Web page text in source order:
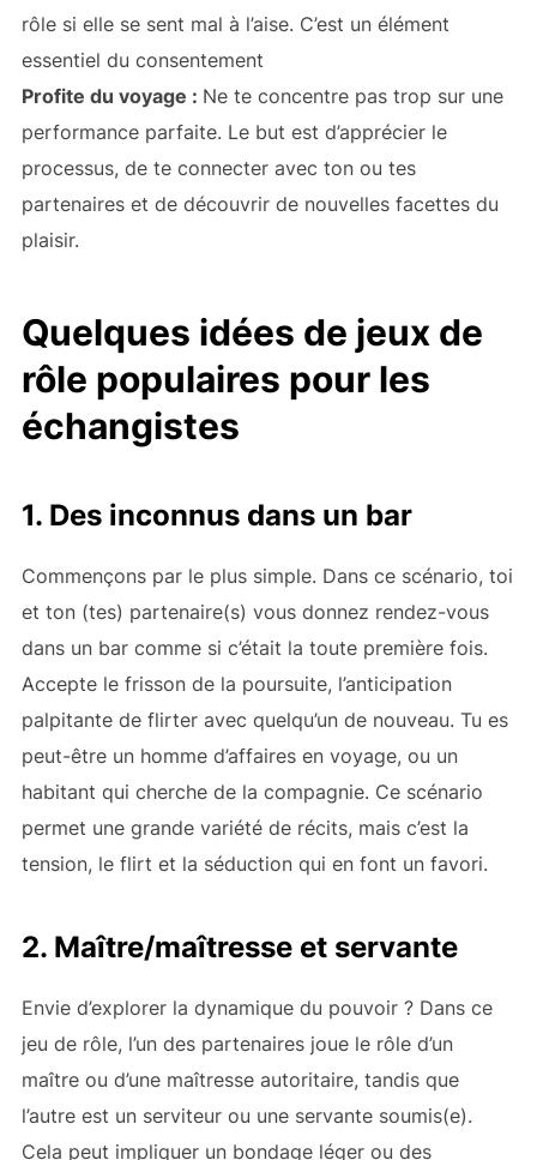
rôle si elle se sent mal à l’aise. C’est un élément
essentiel du consentement
Profite du voyage : Ne te concentre pas trop sur une
performance parfaite. Le but est d’apprécier le
processus, de te connecter avec ton ou tes
partenaires et de découvrir de nouvelles facettes du
plaisir.
Quelques idées de jeux de
rôle populaires pour les
échangistes
1. Des inconnus dans un bar
Commençons par le plus simple. Dans ce scénario, toi
et ton (tes) partenaire(s) vous donnez rendez-vous
dans un bar comme si c’était la toute première fois.
Accepte le frisson de la poursuite, l’anticipation
palpitante de flirter avec quelqu’un de nouveau. Tu es
peut-être un homme d’affaires en voyage, ou un
habitant qui cherche de la compagnie. Ce scénario
permet une grande variété de récits, mais c’est la
tension, le flirt et la séduction qui en font un favori.
2. Maître/maîtresse et servante
Envie d’explorer la dynamique du pouvoir ? Dans ce
jeu de rôle, l’un des partenaires joue le rôle d’un
maître ou d’une maîtresse autoritaire, tandis que
l’autre est un serviteur ou une servante soumis(e).
Cela peut impliquer un bondage léger ou des